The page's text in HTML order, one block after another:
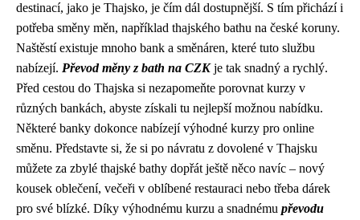
destinací, jako je Thajsko, je čím dál dostupnější. S tím přichází i
potřeba směny měn, například thajského bathu na české koruny.
Naštěstí existuje mnoho bank a směnáren, které tuto službu
nabízejí. Převod měny z bath na CZKje tak snadný a rychlý.
Před cestou do Thajska si nezapomeňte porovnat kurzy v
různých bankách, abyste získali tu nejlepší možnou nabídku.
Některé banky dokonce nabízejí výhodné kurzy pro online
směnu. Představte si, že si po návratu z dovolené v Thajsku
můžete za zbylé thajské bathy dopřát ještě něco navíc – nový
kousek oblečení, večeři v oblíbené restauraci nebo třeba dárek
pro své blízké. Díky výhodnému kurzu a snadnému převodu